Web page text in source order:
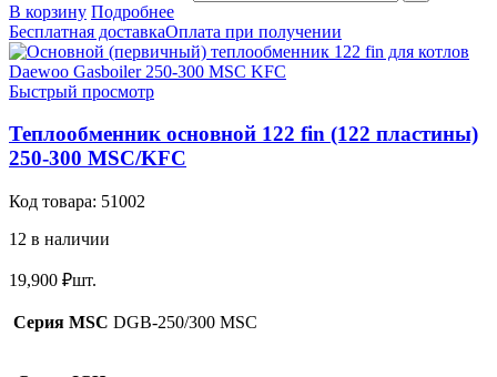
В корзину Подробнее
Бесплатная доставкаОплата при получении
Быстрый просмотр
Теплообменник основной 122 fin (122 пластины)
250-300 MSC/KFC
Код товара: 51002
12 в наличии
19,900 ₽шт.
Серия MSC DGB-250/300 MSC